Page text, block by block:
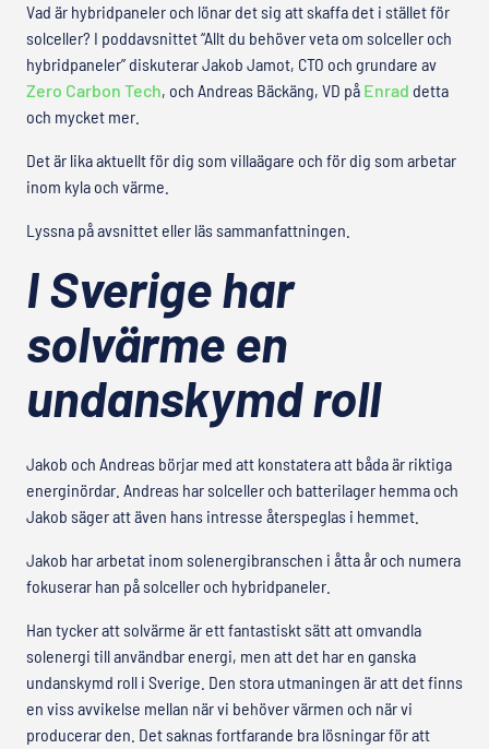
Vad är hybridpaneler och lönar det sig att skaffa det i stället för
solceller? I poddavsnittet “Allt du behöver veta om solceller och
hybridpaneler” diskuterar Jakob Jamot, CTO och grundare av
Zero Carbon Tech, och Andreas Bäckäng, VD på Enrad detta
och mycket mer.
Det är lika aktuellt för dig som villaägare och för dig som arbetar
inom kyla och värme.
Lyssna på avsnittet eller läs sammanfattningen.
I Sverige har
solvärme en
undanskymd roll
Jakob och Andreas börjar med att konstatera att båda är riktiga
energinördar. Andreas har solceller och batterilager hemma och
Jakob säger att även hans intresse återspeglas i hemmet.
Jakob har arbetat inom solenergibranschen i åtta år och numera
fokuserar han på solceller och hybridpaneler.
Han tycker att solvärme är ett fantastiskt sätt att omvandla
solenergi till användbar energi, men att det har en ganska
undanskymd roll i Sverige. Den stora utmaningen är att det finns
en viss avvikelse mellan när vi behöver värmen och när vi
producerar den. Det saknas fortfarande bra lösningar för att